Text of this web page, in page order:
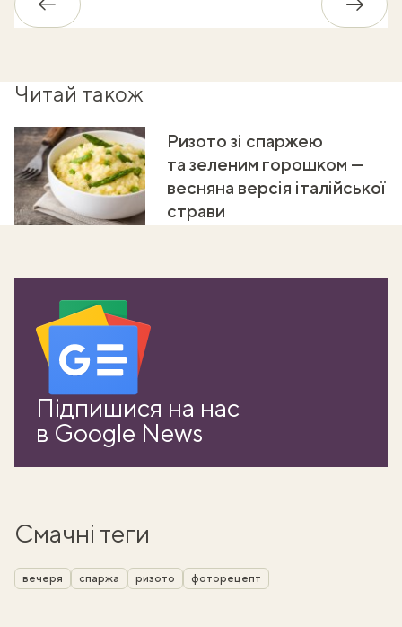
Назад
Читай також
Ризото зі спаржею
та зеленим горошком —
весняна версія італійської
страви
Підпишися на нас
в Google News
Смачні теги
вечеря спаржа ризото фоторецепт